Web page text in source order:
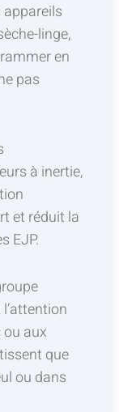
linge,
en
pas
à inertie,
et réduit la
EJP.
aux
que
ou dans